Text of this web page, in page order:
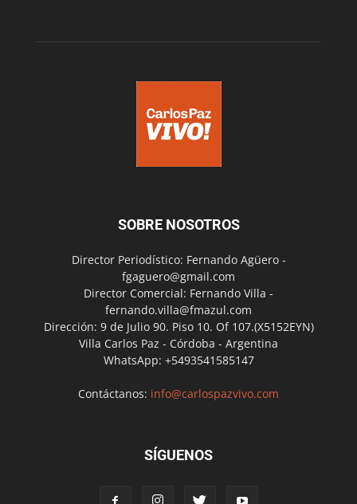
SOBRE NOSOTROS
Director Periodístico: Fernando Agüero -
fgaguero@gmail.com
Director Comercial: Fernando Villa -
fernando.villa@fmazul.com
Dirección: 9 de Julio 90. Piso 10. Of 107.(X5152EYN)
Villa Carlos Paz - Córdoba - Argentina
WhatsApp: +5493541585147
Contáctanos: info@carlospazvivo.com
SÍGUENOS